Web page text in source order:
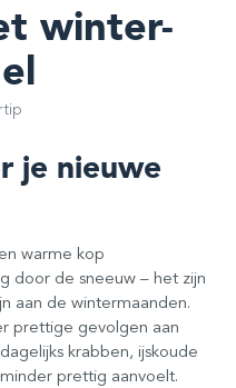
winter-
je nieuwe
warme kop
door de sneeuw – het zijn
aan de wintermaanden.
prettige gevolgen aan
krabben, ijskoude
prettig aanvoelt.